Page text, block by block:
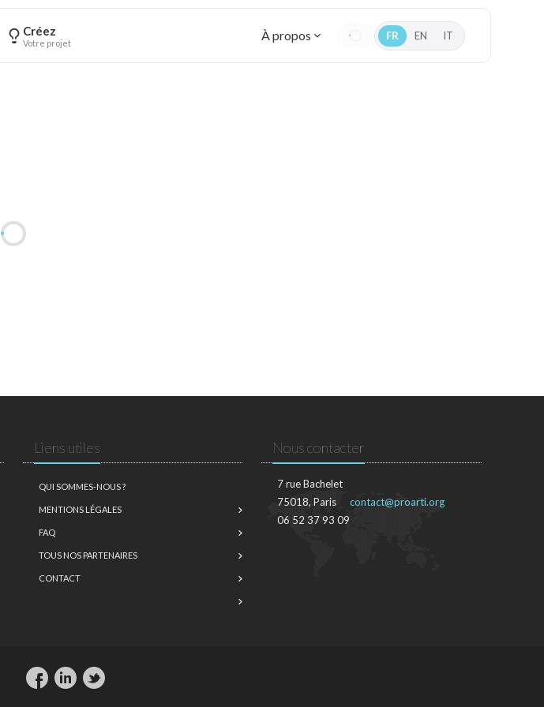
Créez
Votre projet À propos FR EN IT
Liens utiles
QUI SOMMES-NOUS ?
MENTIONS LÉGALES
FAQ
TOUS NOS PARTENAIRES
CONTACT
Nous contacter
7 rue Bachelet
75018, Paris
06 52 37 93 09
contact@proarti.org